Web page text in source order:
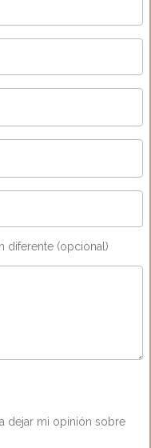
diferente (opcional)
dejar mi opinión sobre